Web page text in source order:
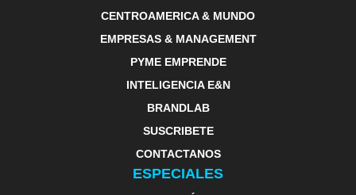
CENTROAMERICA & MUNDO
EMPRESAS & MANAGEMENT
PYME EMPRENDE
INTELIGENCIA E&N
BRANDLAB
SUSCRIBETE
CONTACTANOS
ESPECIALES